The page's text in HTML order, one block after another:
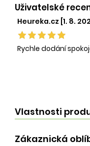
Uživatelské
Heureka.cz [1. 8.
Rychle dodání
Vlastnosti
Zákaznická